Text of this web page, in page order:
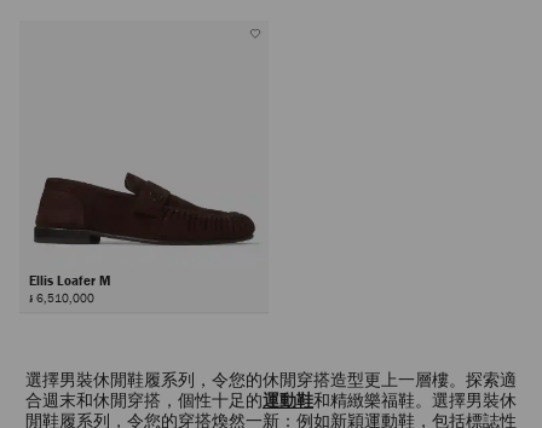
Ellis Loafer M
៛ 6,510,000
選擇男裝休閒鞋履系列，令您的休閒穿搭造型更上一層樓。探索適
合週末和休閒穿搭，個性十足的運動鞋和精緻樂福鞋。選擇男裝休
閒鞋履系列，令您的穿搭煥然一新：例如新穎運動鞋，包括標誌性